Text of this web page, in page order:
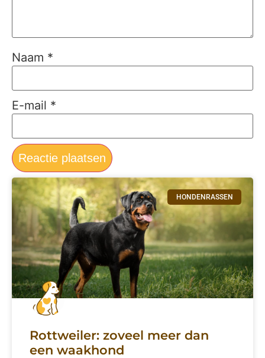
Naam *
E-mail *
HONDENRASSEN
Rottweiler: zoveel meer dan
een waakhond